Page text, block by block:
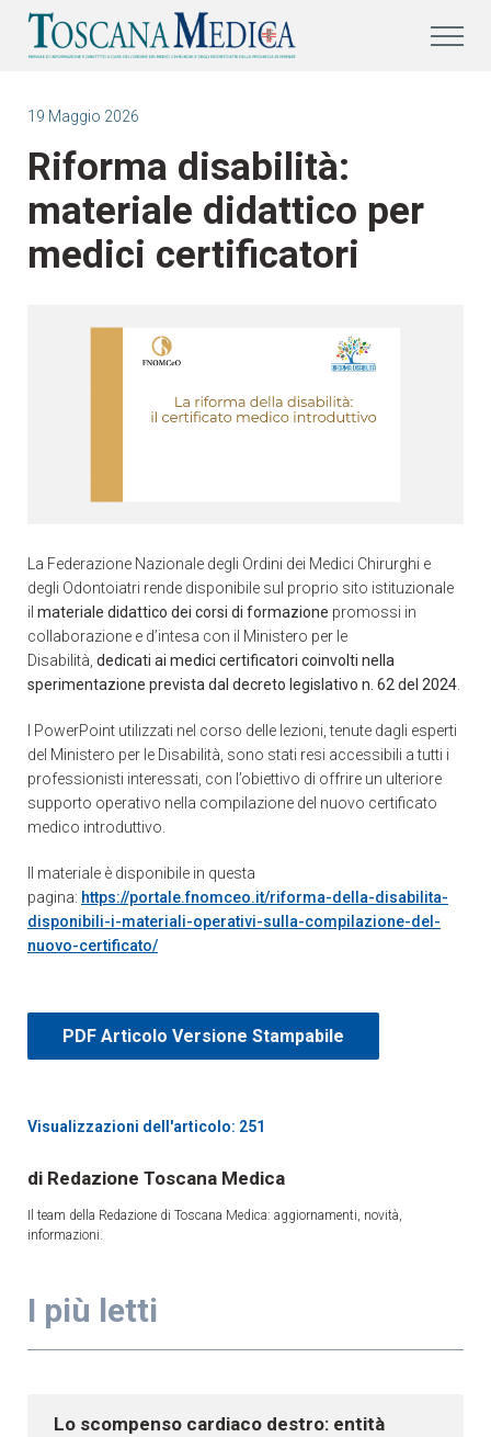
19 Maggio 2026
Riforma disabilità:
materiale didattico per
medici certificatori
La Federazione Nazionale degli Ordini dei Medici Chirurghi e
degli Odontoiatri rende disponibile sul proprio sito istituzionale
il materiale didattico dei corsi di formazione promossi in
collaborazione e d’intesa con il Ministero per le
Disabilità, dedicati ai medici certificatori coinvolti nella
sperimentazione prevista dal decreto legislativo n. 62 del 2024
I PowerPoint utilizzati nel corso delle lezioni, tenute dagli esperti
del Ministero per le Disabilità, sono stati resi accessibili a tutti i
professionisti interessati, con l’obiettivo di offrire un ulteriore
supporto operativo nella compilazione del nuovo certificato
medico introduttivo.
Il materiale è disponibile in questa
pagina: https://portale.fnomceo.it/riforma-della-disabilita-
disponibili-i-materiali-operativi-sulla-compilazione-del-
nuovo-certificato/
PDF Articolo Versione Stampabile
Visualizzazioni dell'articolo: 251
Redazione Toscana Medica
Il team della Redazione di Toscana Medica: aggiornamenti, novità,
informazioni.
I più letti
Lo scompenso cardiaco destro: entità